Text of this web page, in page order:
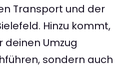
Transport und der
Hinzu kommt,
deinen Umzug
sondern auch